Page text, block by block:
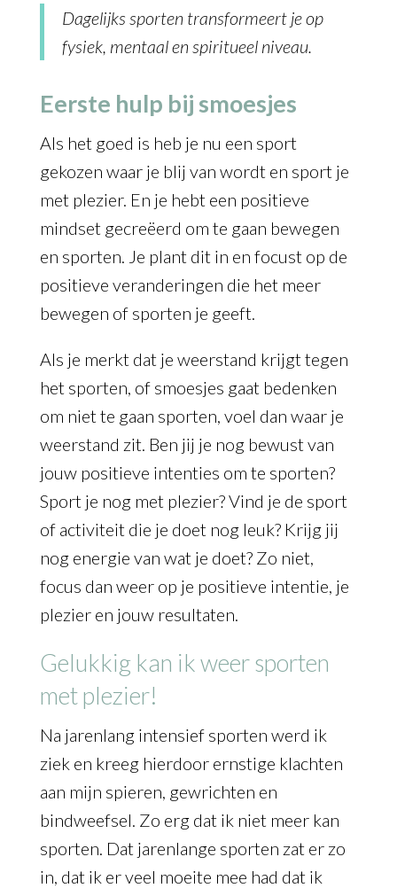
Dagelijks sporten transformeert je op
fysiek, mentaal en spiritueel niveau.
Eerste hulp bij smoesjes
Als het goed is heb je nu een sport
gekozen waar je blij van wordt en sport je
met plezier. En je hebt een positieve
mindset gecreëerd om te gaan bewegen
en sporten. Je plant dit in en focust op de
positieve veranderingen die het meer
bewegen of sporten je geeft.
Als je merkt dat je weerstand krijgt tegen
het sporten, of smoesjes gaat bedenken
om niet te gaan sporten, voel dan waar je
weerstand zit. Ben jij je nog bewust van
jouw positieve intenties om te sporten?
Sport je nog met plezier? Vind je de sport
of activiteit die je doet nog leuk? Krijg jij
nog energie van wat je doet? Zo niet,
focus dan weer op je positieve intentie, je
plezier en jouw resultaten.
Gelukkig kan ik weer sporten
met plezier!
Na jarenlang intensief sporten werd ik
ziek en kreeg hierdoor ernstige klachten
aan mijn spieren, gewrichten en
bindweefsel. Zo erg dat ik niet meer kan
sporten. Dat jarenlange sporten zat er zo
in, dat ik er veel moeite mee had dat ik